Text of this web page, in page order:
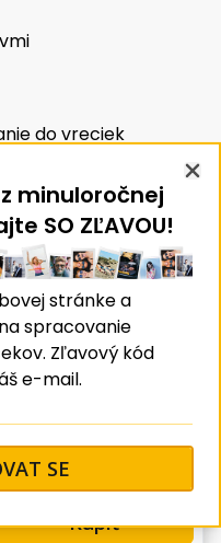
do vreciek
Novinka
10x15 pre 304
Shape 1 mint
€
Kúpiť
minuloročnej
SO ZĽAVOU!
stránke a
na spracovanie
Zľavový kód
e-mail.
SE